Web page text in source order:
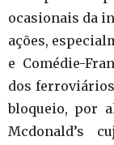
ocasionais da
ações,
e Comédie-
dos
bloqueio, por
Mcdonald’s